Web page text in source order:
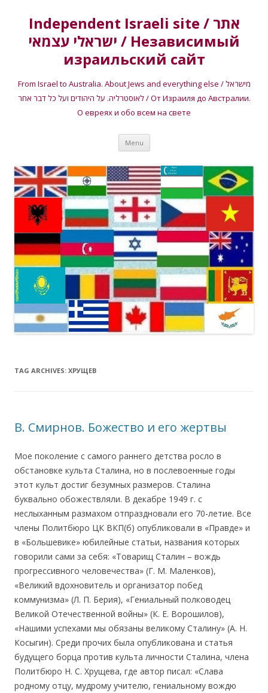
Independent Israeli site / אתר
ישראלי עצמאי / Независимый
израильский сайт
From Israel to Australia. About Jews and everything else / מישראל
לאוסטרליה. על היהודים ועל כל דבר אחר / От Израиля до Австралии.
О евреях и обо всем на свете
Menu Skip
content
TAG ARCHIVES: ХРУЩЕВ
В. Смирнов. Божество и его жертвы
Мое поколение с самого раннего детства росло в
обстановке культа Сталина, но в послевоенные годы
этот культ достиг безумных размеров. Сталина
буквально обожествляли. В декабре 1949 г. с
неслыханным размахом отпраздновали его 70-летие. Все
члены Политбюро ЦК ВКП(б) опубликовали в «Правде» и
в «Большевике» юбилейные статьи, названия которых
говорили сами за себя: «Товарищ Сталин – вождь
прогрессивного человечества» (Г. М. Маленков),
«Великий вдохновитель и организатор побед
коммунизма» (Л. П. Берия), «Гениальный полководец
Великой Отечественной войны» (К. Е. Ворошилов),
«Нашими успехами мы обязаны великому Сталину» (А. Н.
Косыгин). Среди прочих была опубликована и статья
будущего борца против культа личности Сталина, члена
Политбюро Н. С. Хрущева, где автор писал: «Слава
родному отцу, мудрому учителю, гениальному вождю